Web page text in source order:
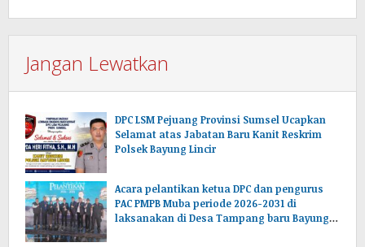
Jangan Lewatkan
DPC LSM Pejuang Provinsi Sumsel Ucapkan
Selamat atas Jabatan Baru Kanit Reskrim
Polsek Bayung Lincir
Acara pelantikan ketua DPC dan pengurus
PAC PMPB Muba periode 2026-2031 di
laksanakan di Desa Tampang baru Bayung